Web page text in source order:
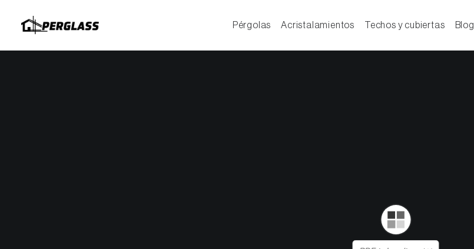
Pérgolas Acristalamientos Techos y cubiertas Blog